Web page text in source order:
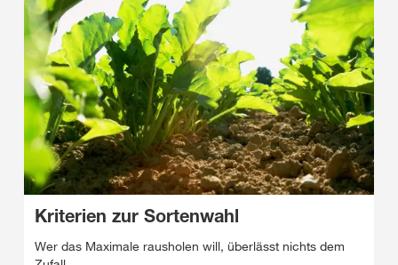
Kriterien zur Sortenwahl
Wer das Maximale rausholen will, überlässt nichts dem